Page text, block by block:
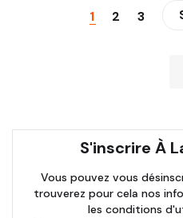
1 2 3
S'inscrire À
Vous pouvez vous
trouverez pour cela nos
les conditions